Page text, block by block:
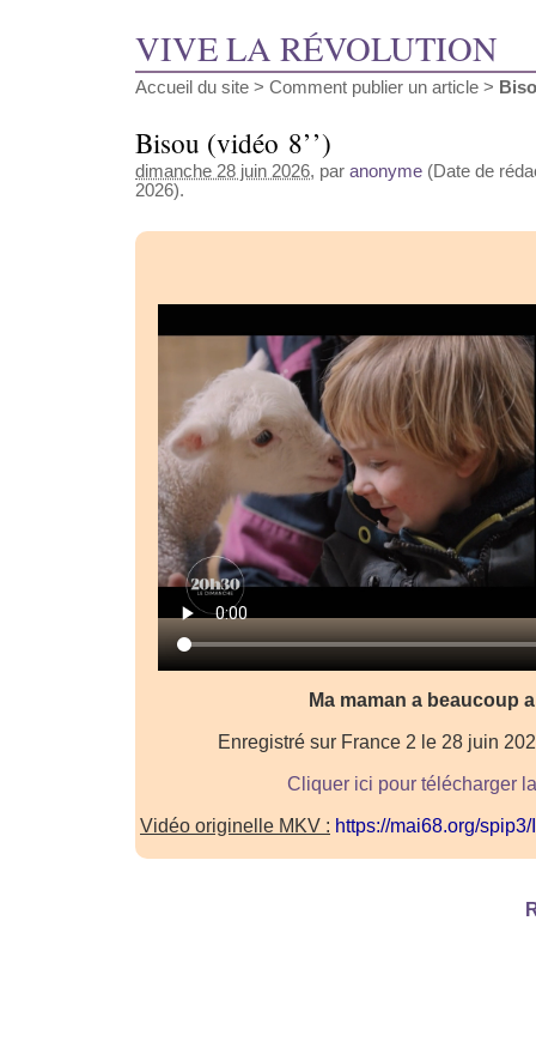
VIVE LA RÉVOLUTION
Accueil du site > Comment publier un article >
Bisou (vidéo 8’’)
dimanche 28 juin 2026, par anonyme (Date de
2026).
Ma maman a beaucoup
Enregistré sur France 2 le 28 juin
Cliquer ici pour télécharger
Vidéo originelle MKV : https://mai68.org/